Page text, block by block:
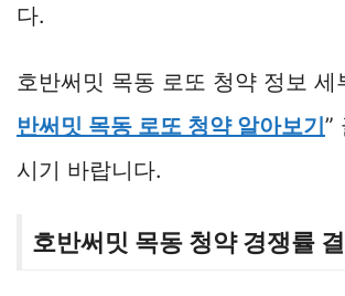
다.
호반써밋 목동 로또 청약 정보 세
반써밋 목동 로또 청약 알아보기”
시기 바랍니다.
호반써밋 목동 청약 경쟁률